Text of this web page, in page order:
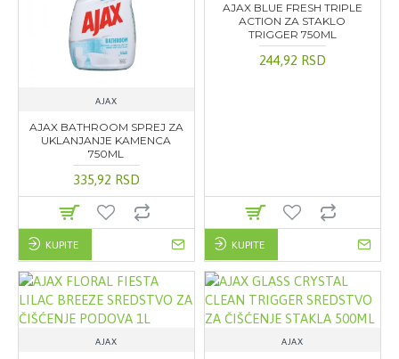
AJAX
AJAX BATHROOM SPREJ ZA
UKLANJANJE KAMENCA
750ML
335,92 RSD
KUPITE
AJAX BLUE FRESH TRIPLE
ACTION ZA STAKLO
TRIGGER 750ML
244,92 RSD
KUPITE
AJAX AJAX